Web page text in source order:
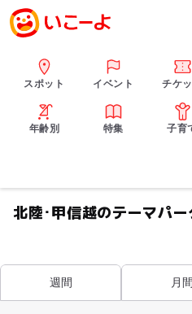
スポット イベント チケ
年齢別 特集 子育
北陸･甲信越のテーマパ
週間 月間